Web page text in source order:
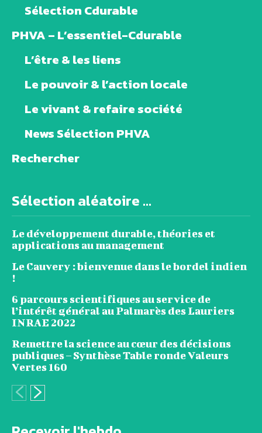
Sélection Cdurable
PHVA – L’essentiel-Cdurable
L’être & les liens
Le pouvoir & l’action locale
Le vivant & refaire société
News Sélection PHVA
Rechercher
Sélection aléatoire ...
Le développement durable, théories et
applications au management
Le Cauvery : bienvenue dans le bordel indien
!
6 parcours scientifiques au service de
l’intérêt général au Palmarès des Lauriers
INRAE 2022
Remettre la science au cœur des décisions
publiques – Synthèse Table ronde Valeurs
Vertes 160